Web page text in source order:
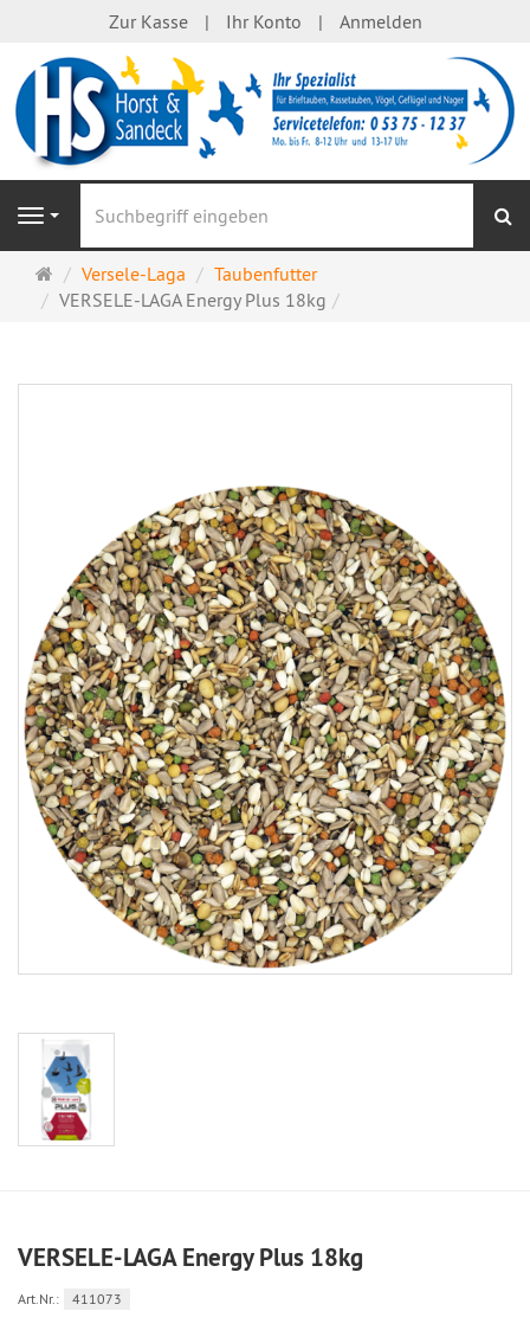
Zur Kasse Ihr Konto Anmelden
Navigation
Startseite
Versele-Laga
Taubenfutter
VERSELE-LAGA Energy Plus 18kg
VERSELE-LAGA Energy Plus 18kg
Art.Nr.: 411073